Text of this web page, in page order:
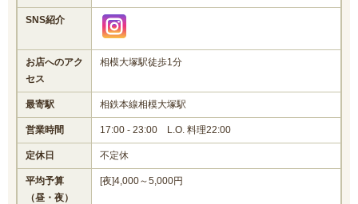
SNS紹介
お店へのアク
セス
相模大塚駅徒歩1分
最寄駅 相鉄本線相模大塚駅
営業時間 17:00 - 23:00 L.O. 料理22:00
定休日 不定休
平均予算
（昼・夜）
[夜]4,000～5,000円